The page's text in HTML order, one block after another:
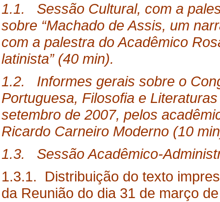
1.1. Sessão Cultural, com a
sobre “Machado de Assis, um
com a palestra do Acadêmico
latinista” (40 min).
1.2. Informes gerais sobre o
Portuguesa, Filosofia e
setembro de 2007, pelos
Ricardo Carneiro Moderno (10
1.3. Sessão Acadêmico-
1.3.1. Distribuição do texto
da Reunião do dia 31 de março